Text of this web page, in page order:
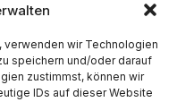
verwenden wir Technologien
speichern und/oder darauf
zustimmst, können wir
IDs auf dieser Website